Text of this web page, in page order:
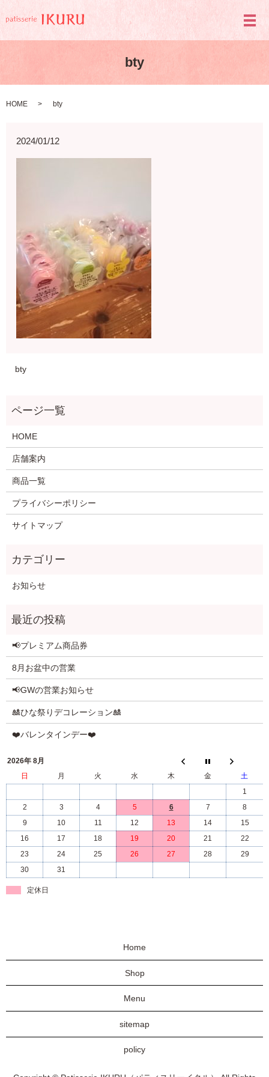
メ
bty
HOME bty
2024/01/12
bty
HOME
店舗案内
商品一覧
プライバシーポリシー
サイトマップ
お知らせ
📢プレミアム商品券
8月お盆中の営業
📢GWの営業お知らせ
🎎ひな祭りデコレーション🎎
❤️バレンタインデー❤️
2026年 8月
日
月 火 水 木 金
土
1
2
3 4 5 6 7
8
9
10 11 12 13 14
15
16
17 18 19 20 21
22
23
24 25 26 27 28
29
30
31
定休日
Home
Shop
Menu
sitemap
policy